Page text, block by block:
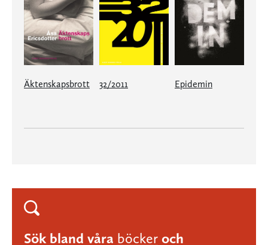
Äktenskapsbrott 32/2011 Epidemin
Sök bland våra böcker och